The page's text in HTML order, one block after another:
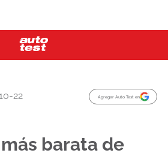
22 Agregar Auto Test en
barata de